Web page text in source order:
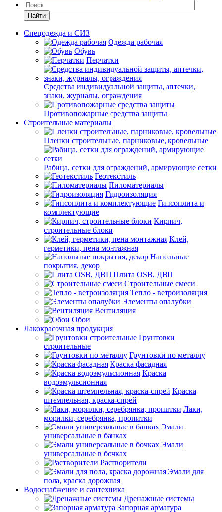
Найти
Спецодежда и СИЗ
Одежда рабочая
Обувь
Перчатки
Средства индивидуальной защиты, аптечки,
знаки, журналы, ограждения
Противопожарные средства защиты
Строительные материалы
Пленки строительные, парниковые, кровельные
Рабица, сетки для ограждений, армирующие сетки
Геотекстиль
Пиломатериалы
Гидроизоляция
Гипсоплита и
комплектующие
Кирпич,
строительные блоки
Клей,
герметики, пена монтажная
Напольные
покрытия, декор
Плита OSB, ДВП
Строительные смеси
Тепло - ветроизоляция
Элементы опалубки
Вентиляция
Обои
Лакокрасочная продукция
Грунтовки
строительные
Грунтовки по металлу
Краска фасадная
Краска
водоэмульсионная
Краска
штемпельная, краска-спрей
Лаки,
морилки, серебрянка, пропитки
Эмали
универсальные в банках
Эмали
универсальные в бочках
Растворители
Эмали для
пола, краска дорожная
Водоснабжение и сантехника
Дренажные системы
Запорная арматура